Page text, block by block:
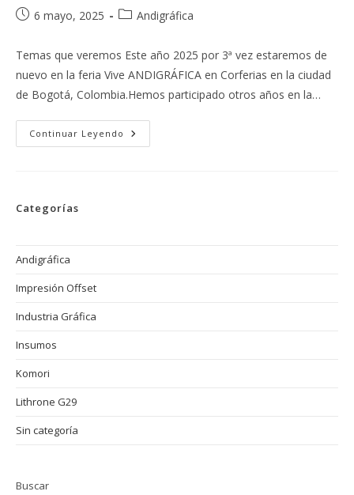
Publicación
entrada:
6 mayo, 2025
Categoría
entrada:
Andigráfica
Temas que veremos Este año 2025 por 3ª vez estaremos de
nuevo en la feria Vive ANDIGRÁFICA en Corferias en la ciudad
de Bogotá, Colombia.Hemos participado otros años en la…
Continuar Leyendo ¡Print
Press
Categorías
Andigráfica
Impresión Offset
Industria Gráfica
Insumos
Komori
Lithrone G29
Sin categoría
Buscar